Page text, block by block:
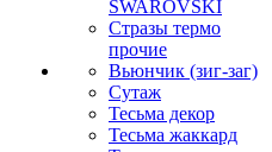
SWAROVSKI
Стразы термо
прочие
Вьюнчик (зиг-заг)
Сутаж
Тесьма декор
Тесьма жаккард